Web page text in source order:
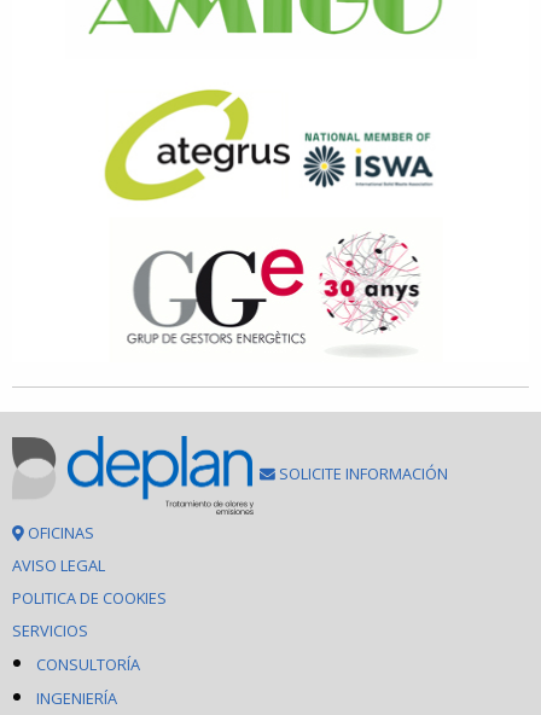
SOLICITE INFORMACIÓN
OFICINAS
AVISO LEGAL
POLITICA DE COOKIES
SERVICIOS
CONSULTORÍA
INGENIERÍA